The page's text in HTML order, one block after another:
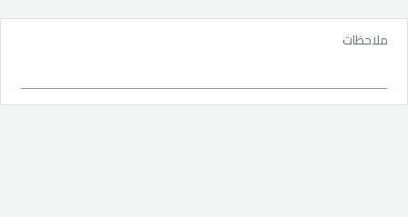
ملاحظات